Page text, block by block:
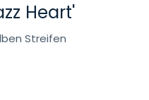
Heart'
Streifen